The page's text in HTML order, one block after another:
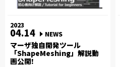
2023
04.14 NEWS
マーザ独自開発ツール
「ShapeMeshing」解説動
画公開!